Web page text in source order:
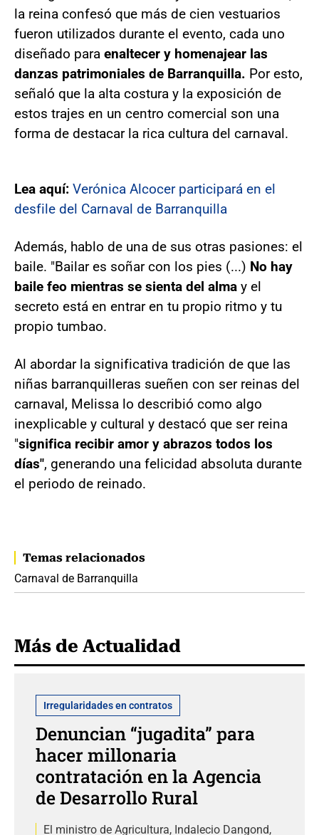
la reina confesó que más de cien vestuarios
fueron utilizados durante el evento, cada uno
diseñado para enaltecer y homenajear las
danzas patrimoniales de Barranquilla. Por esto,
señaló que la alta costura y la exposición de
estos trajes en un centro comercial son una
forma de destacar la rica cultura del carnaval.
Lea aquí: Verónica Alcocer participará en el
desfile del Carnaval de Barranquilla
Además, hablo de una de sus otras pasiones: el
baile. "Bailar es soñar con los pies (...) No hay
baile feo mientras se sienta del alma y el
secreto está en entrar en tu propio ritmo y tu
propio tumbao.
Al abordar la significativa tradición de que las
niñas barranquilleras sueñen con ser reinas del
carnaval, Melissa lo describió como algo
inexplicable y cultural y destacó que ser reina
"significa recibir amor y abrazos todos los
días", generando una felicidad absoluta durante
el periodo de reinado.
Temas relacionados
Carnaval de Barranquilla
Más de Actualidad
Irregularidades en contratos
Denuncian “jugadita” para
hacer millonaria
contratación en la Agencia
de Desarrollo Rural
El ministro de Agricultura, Indalecio Dangond,